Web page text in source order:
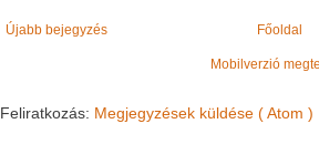
Újabb bejegyzés Főoldal
Mobilverzió
Feliratkozás: Megjegyzések küldése ( Atom )